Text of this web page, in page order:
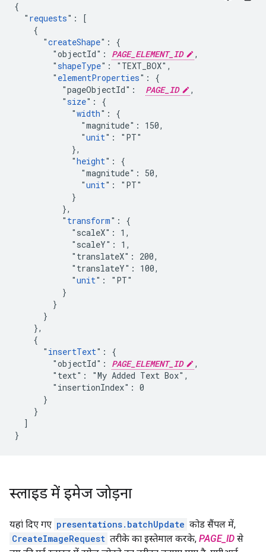
{
  "
requests": [
    {
      "
createShape": {
        "objectId":
PAGE_ELEMENT_ID
,
        "
shapeType": "TEXT_BOX",
        "
elementProperties": {
          "pageObjectId":
PAGE_ID
,
          "
size": {
            "
width": {
              "magnitude": 150,
              "
unit": "PT"
            },
            "
height": {
              "magnitude": 50,
              "
unit": "PT"
            }
          },
          "
transform": {
            "scaleX": 1,
            "scaleY": 1,
            "translateX": 200,
            "translateY": 100,
            "
unit": "PT"
          }
        }
      }
    },
    {
      "
insertText": {
        "objectId":
PAGE_ELEMENT_ID
,
        "text": "My Added Text Box",
        "insertionIndex": 0
      }
    }
  ]
}
स्लाइड में इमेज जोड़ना
यहां दिए गए presentations.batchUpdate कोड सैंपल में,
CreateImageRequest तरीके का इस्तेमाल करके, PAGE_ID से